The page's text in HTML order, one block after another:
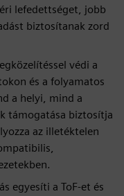
lefedettséget, jobb
biztosítanak zord
védi a
és a folyamatos
a helyi, mind a
támogatása biztosítja
az illetéktelen
egyesíti a ToF-et és